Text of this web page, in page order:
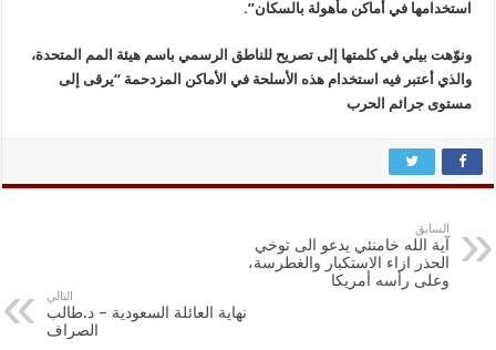
استخدامها في أماكن مأهولة بالسكان”.
ونوّهت بيلي في كلمتها إلى تصريح للناطق الرسمي باسم هيئة المم المتحدة،
والذي أعتبر فيه استخدام هذه الأسلحة في الأماكن المزدحمة “يرقى إلى
مستوى جرائم الحرب
السابق
آية الله خامنئي يدعو الى توخي
الحذر ازاء الاستكبار والغطرسة،
وعلى رأسه أمريكا
التالي
نهاية العائلة السعودية – د.طالب
الصراف